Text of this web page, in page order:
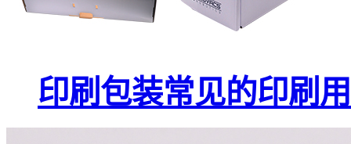
印刷包装常见的印刷